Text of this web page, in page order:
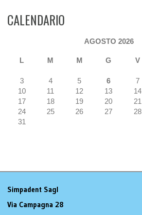
CALENDARIO
AGOSTO 2026
L M M G V
3
4 5 6 7
10
11 12 13 14
17
18 19 20 21
24
25 26 27 28
31
Simpadent Sagl
Via Campagna 28